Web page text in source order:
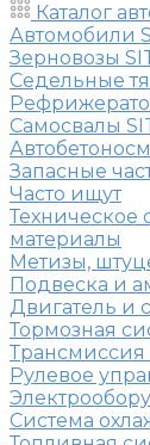
Каталог
Автомобили
Зерновозы
Седельные
Самосвалы
Запасные
Часто ищут
Техническое
материалы
Метизы,
Подвеска и
Двигатель и
Тормозная
Рулевое
Система